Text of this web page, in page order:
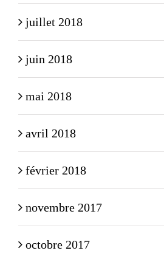
juillet 2018
juin 2018
mai 2018
avril 2018
février 2018
novembre 2017
octobre 2017